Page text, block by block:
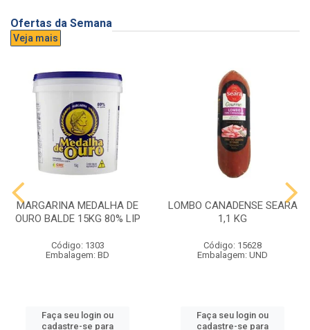
Ofertas da Semana
Veja mais
MARGARINA MEDALHA DE
OURO BALDE 15KG 80% LIP
Código: 1303
Embalagem: BD
Faça seu login ou
cadastre-se para
LOMBO CANADENSE SEARA
1,1 KG
Código: 15628
Embalagem: UND
Faça seu login ou
cadastre-se para